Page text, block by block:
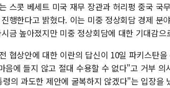
스콧 베세트 미국 재무 장관과 허리펑 중국 국
진행한다고 밝혔다. 이는 미중 정상회담 경제 분
금 높아졌지만 미중 정상회담에 대한 기대감
협상안에 대한 이란의 답신이 10일 파키스탄
음에 들지 않고 절대 수용할 수 없다"고 거부
의 과도한 제안에 굴복하지 않겠다"는 입장을